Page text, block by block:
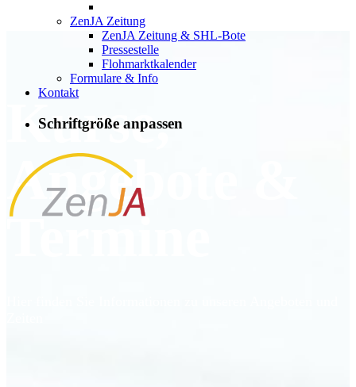
ZenJA Zeitung
ZenJA Zeitung & SHL-Bote
Pressestelle
Flohmarktkalender
Formulare & Info
Kontakt
Schriftgröße anpassen
Kurse,
Angebote &
Termine